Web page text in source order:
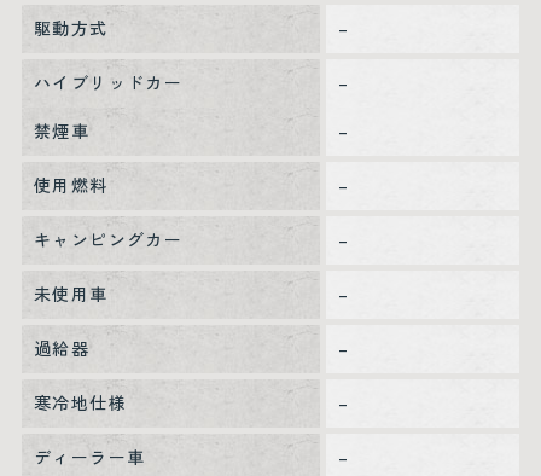
駆動方式 –
ハイブリッドカー
–
禁煙車
–
使用燃料 –
キャンピングカー –
未使用車 –
過給器 –
寒冷地仕様 –
ディーラー車 –